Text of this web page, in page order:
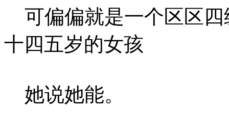
可偏偏就是一个区区四
十四五岁的女孩
她说她能。